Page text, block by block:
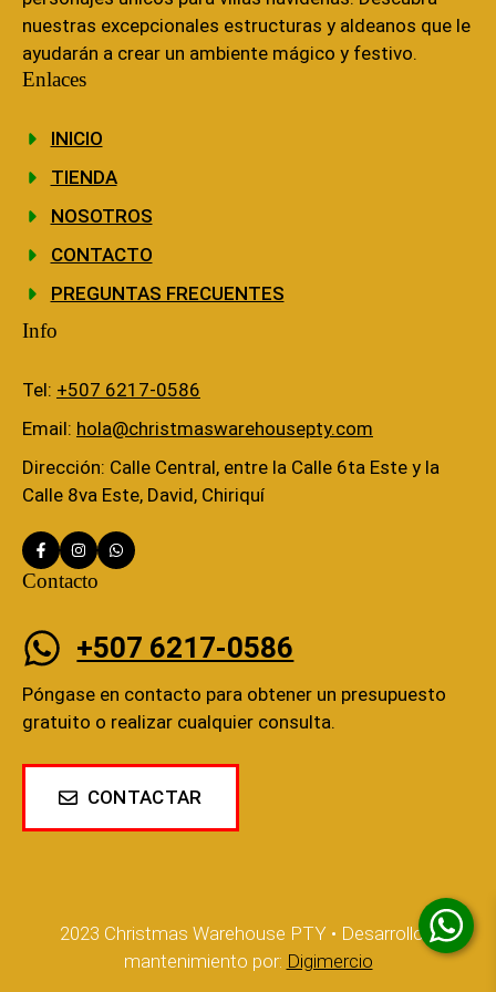
nuestras excepcionales estructuras y aldeanos que le
ayudarán a crear un ambiente mágico y festivo.
Enlaces
INICIO
TIENDA
NOSOTROS
CONTACTO
PREGUNTAS FRECUENTES
Info
Tel: +507 6217-0586
Email: hola@christmaswarehousepty.com
Dirección: Calle Central, entre la Calle 6ta Este y la
Calle 8va Este, David, Chiriquí
Contacto
+507 6217-0586
Póngase en contacto para obtener un presupuesto
gratuito o realizar cualquier consulta.
CONTACTAR
2023 Christmas Warehouse PTY • Desarrollo y
mantenimiento por: Digimercio